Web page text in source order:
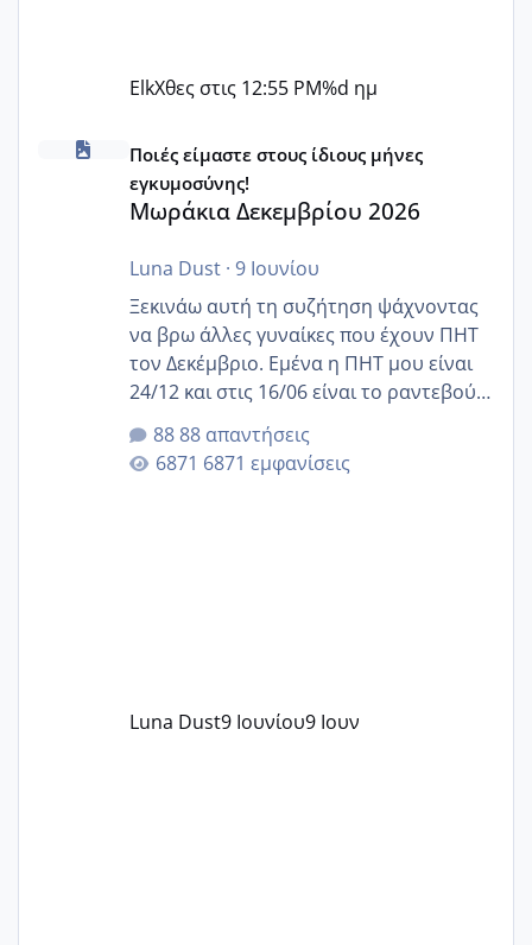
ElkΧθες στις 12:55 PM%d ημ
Μωράκια Δεκεμβρίου 2026
Ποιές είμαστε στους ίδιους μήνες
εγκυμοσύνης!
Μωράκια Δεκεμβρίου 2026
Luna Dust· 9 Ιουνίου
Ξεκινάω αυτή τη συζήτηση ψάχνοντας
να βρω άλλες γυναίκες που έχουν ΠΗΤ
τον Δεκέμβριο. Εμένα η ΠΗΤ μου είναι
24/12 και στις 16/06 είναι το ραντεβού
της αυχενικής διαφάνειας. Έχω αρκετό
άγχος και οι μέρες δεν φαίνεται να
περνάνε με τίποτα.
88 απαντήσεις
6871 εμφανίσεις
Luna Dust9 Ιουνίου9 Ιουν